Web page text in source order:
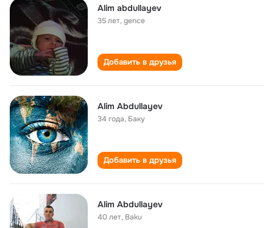
Alim abdullayev
35 лет,gence
Добавить в друзья
Alim Abdullayev
34 года, Баку
Добавить в друзья
Alim Abdullayev
40 лет, Ваku